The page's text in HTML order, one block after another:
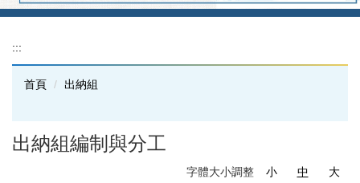
:::
首頁 出納組
出納組編制與分工
字體大小調整 小 中 大